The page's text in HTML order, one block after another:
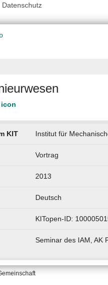
Datenschutz
KIT Institut für
Vortrag
2013
Deutsch
KITopen-ID:
Seminar des IAM, AK